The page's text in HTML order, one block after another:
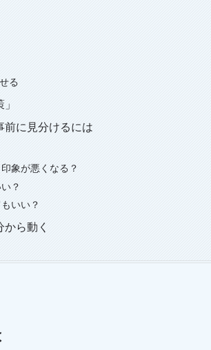
る
前に見分けるには
象が悪くなる？
？
いい？
ら動く